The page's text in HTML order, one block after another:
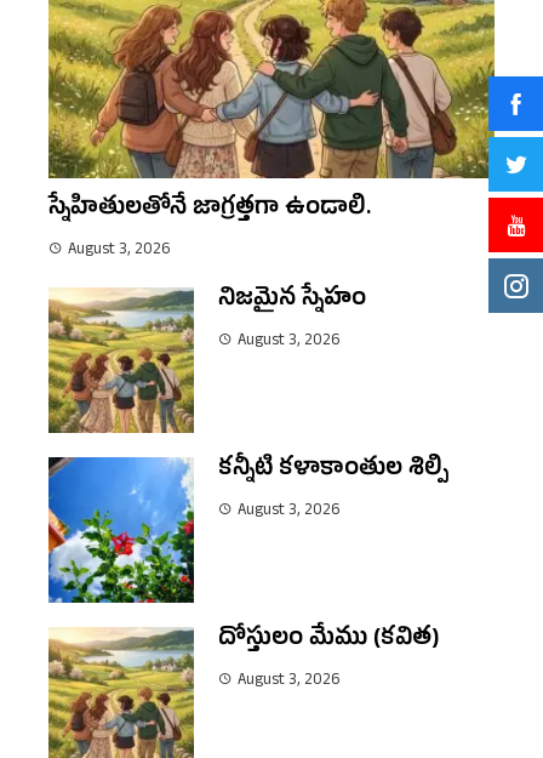
స్నేహితులతోనే జాగ్రత్తగా ఉండాలి.
August 3, 2026
నిజమైన స్నేహం
August 3, 2026
కన్నీటి కళాకాంతుల శిల్పి
August 3, 2026
దోస్తులం మేము (కవిత)
August 3, 2026